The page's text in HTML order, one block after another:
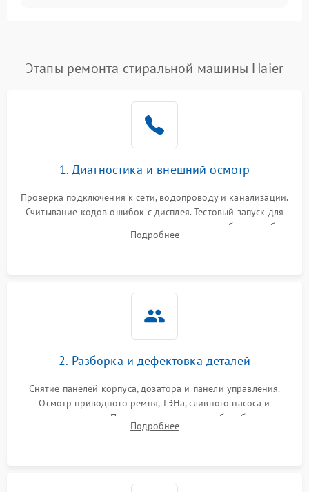
Замена платы управления Подробнее →
Этапы ремонта стиральной машины Haier
1. Диагностика и внешний осмотр
Проверка подключения к сети, водопроводу и канализации.
Считывание кодов ошибок с дисплея. Тестовый запуск для
выявления посторонних шумов, протечек или сбоев в работе
электронного модуля управления.
Подробнее
2. Разборка и дефектовка деталей
Снятие панелей корпуса, дозатора и панели управления.
Осмотр приводного ремня, ТЭНа, сливного насоса и
амортизаторов. Проверка подшипников барабана и
крестовины на износ, а манжеты люка на разрывы.
Подробнее